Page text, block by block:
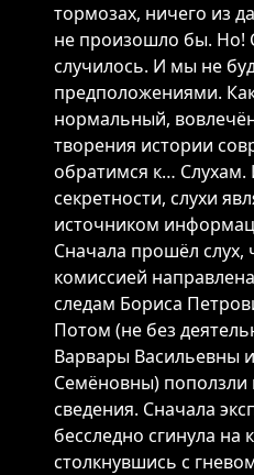
тормозах, ничего из
не произошло бы. Но!
случилось. И мы не
предположениями.
нормальный,
творения истории
обратимся к…
секретности, слухи
источником
Сначала прошёл слух,
комиссией
следам Бориса
Потом (не без
Варвары Васильевны
Семёновны)
сведения. Сначала
бесследно сгинула на
столкнувшись с